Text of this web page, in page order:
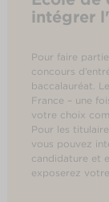
intégrer
Pour faire
concours
baccalauréat.
France – une
votre choix
Pour les
vous pouvez
candidature et
exposerez